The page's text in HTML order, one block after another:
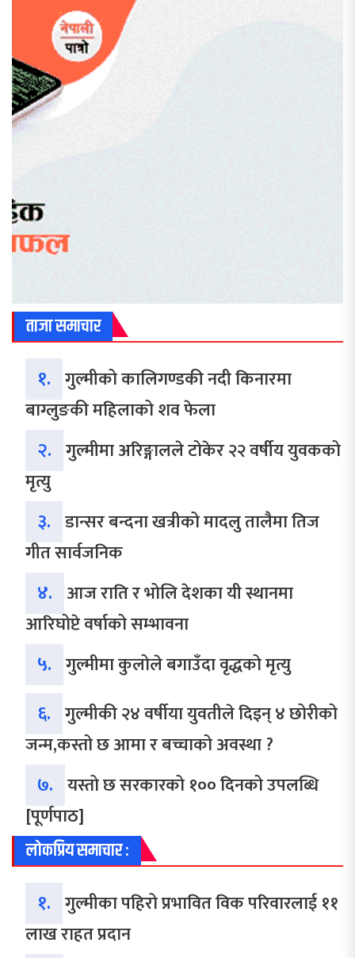
ताजा समाचार
१. गुल्मीको कालिगण्डकी नदी किनारमा
बाग्लुङकी महिलाको शव फेला
२. गुल्मीमा अरिङ्गालले टोकेर २२ वर्षीय युवकको
मृत्यु
३. डान्सर बन्दना खत्रीको मादलु तालैमा तिज
गीत सार्वजनिक
४. आज राति र भोलि देशका यी स्थानमा
आरिघोप्टे वर्षाको सम्भावना
५. गुल्मीमा कुलोले बगाउँदा वृद्धको मृत्यु
६. गुल्मीकी २४ वर्षीया युवतीले दिइन् ४ छोरीको
जन्म,कस्तो छ आमा र बच्चाको अवस्था ?
७. यस्तो छ सरकारको १०० दिनको उपलब्धि
[पूर्णपाठ]
लोकप्रिय समाचार :
१. गुल्मीका पहिरो प्रभावित विक परिवारलाई ११
लाख राहत प्रदान